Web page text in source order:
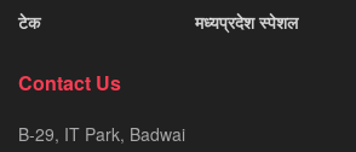
टेक
मध्यप्रदेश स्पेशल
Contact Us
B-29, IT Park, Badwai